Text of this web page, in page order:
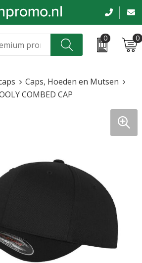
0 0
Caps, Hoeden en Mutsen
COMBED CAP